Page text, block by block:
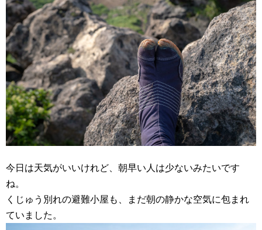
今日は天気がいいけれど、朝早い人は少ないみたいです
ね。
くじゅう別れの避難小屋も、まだ朝の静かな空気に包まれ
ていました。